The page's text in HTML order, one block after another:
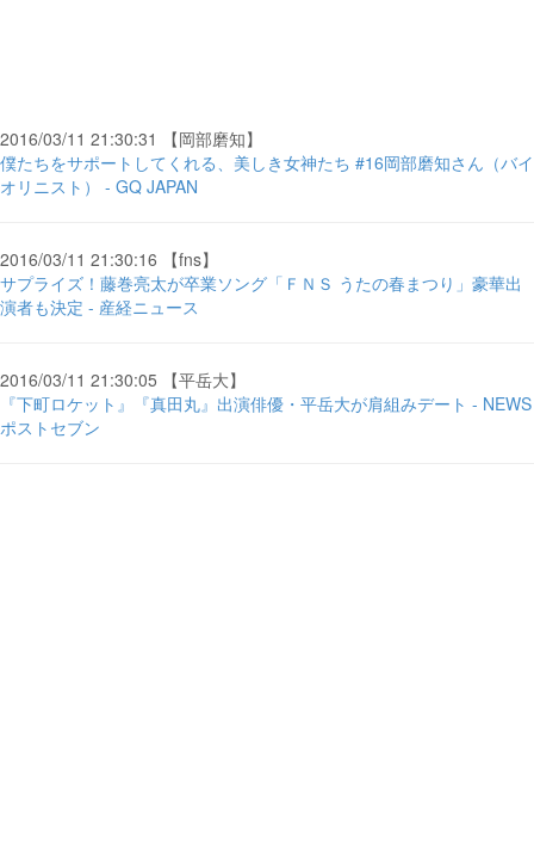
2016/03/11 21:30:31 【岡部磨知】
僕たちをサポートしてくれる、美しき女神たち #16岡部磨知さん（バイ
オリニスト） - GQ JAPAN
2016/03/11 21:30:16 【fns】
サプライズ！藤巻亮太が卒業ソング「ＦＮＳ うたの春まつり」豪華出
演者も決定 - 産経ニュース
2016/03/11 21:30:05 【平岳大】
『下町ロケット』『真田丸』出演俳優・平岳大が肩組みデート - NEWS
ポストセブン